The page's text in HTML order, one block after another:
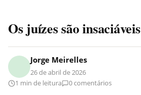
Os juízes são insaciáveis
Jorge Meirelles
26 de abril de 2026
1 min de leitura
0 comentários